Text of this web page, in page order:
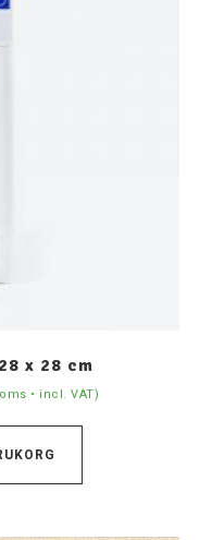
x 28 cm
• incl. VAT)